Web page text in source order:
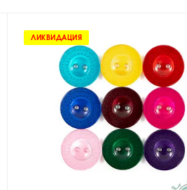
ЛИКВИДАЦИЯ